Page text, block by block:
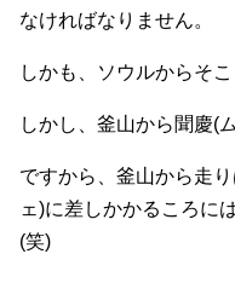
なければなりません。
しかも、ソウルからそ
しかし、釜山から聞慶(
ですから、釜山から走
ェ)に差しかかるころに
(笑)